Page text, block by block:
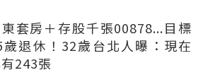
套房＋存股千張00878...目標
歲退休！32歲台北人曝：現在
243張